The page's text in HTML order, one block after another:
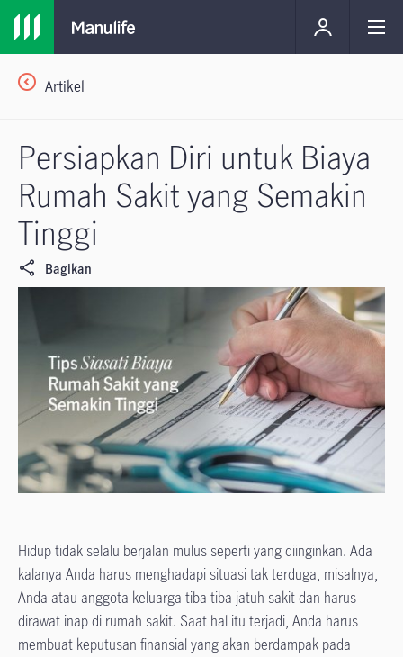
Artikel
Persiapkan Diri untuk Biaya
Rumah Sakit yang Semakin
Tinggi
Bagikan
Hidup tidak selalu berjalan mulus seperti yang diinginkan. Ada
kalanya Anda harus menghadapi situasi tak terduga, misalnya,
Anda atau anggota keluarga tiba-tiba jatuh sakit dan harus
dirawat inap di rumah sakit. Saat hal itu terjadi, Anda harus
membuat keputusan finansial yang akan berdampak pada